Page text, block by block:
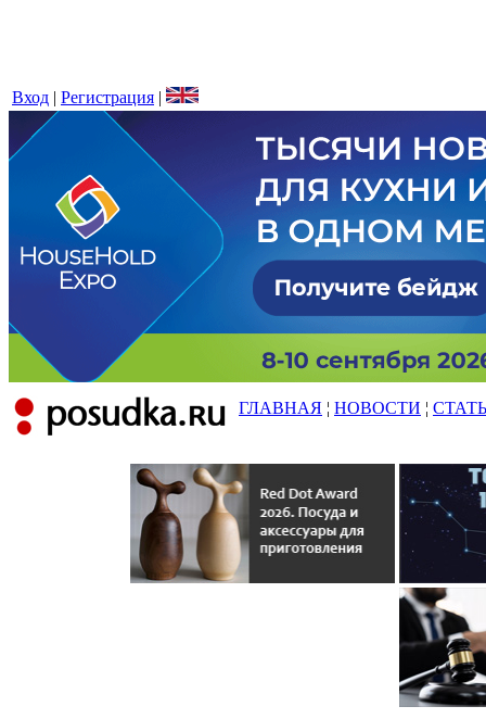
Вход | Регистрация |
ГЛАВНАЯ ¦ НОВОСТИ ¦